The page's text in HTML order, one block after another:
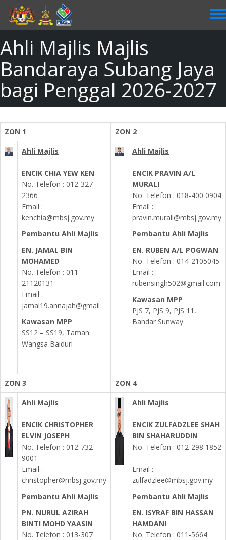
main
content
Ahli Majlis Majlis
Bandaraya Subang Jaya
bagi Penggal 2026-2027
ZON 1
ZON 2
Ahli Majlis
ENCIK CHIA YEW KEN
No. Telefon : 012-327
2366
Email :
kenchia@mbsj.gov.my
Pembantu Ahli Majlis
EN. JAMAL BIN
MOHAMED
No. Telefon : 011-
21120131
Email :
jamal19.annajah@gmail
Kawasan MPP
SS12 – SS19, Taman
Wangsa Baiduri
Ahli Majlis
ENCIK PRAVIN A/L
MURALI
No. Telefon : 018-400 0904
Email :
pravin.murali@mbsj.gov.my
Pembantu Ahli Majlis
EN. RUBEN A/L POGWAN
No. Telefon : 014-2105045
Email :
rubensingh502@gmail.com
Kawasan MPP
PJS 7, PJS 9, PJS 11,
Bandar Sunway
ZON 3
ZON 4
Ahli Majlis
ENCIK CHRISTOPHER
ELVIN JOSEPH
No. Telefon : 012-732
9001
Email :
christopher@mbsj.gov.my
Pembantu Ahli Majlis
PN. NURUL AZIRAH
BINTI MOHD YAASIN
No. Telefon : 013-307
Ahli Majlis
ENCIK ZULFADZLEE SHAH
BIN SHAHARUDDIN
No. Telefon : 012-298 1852
Email :
zulfadzlee@mbsj.gov.my
Pembantu Ahli Majlis
EN. ISYRAF BIN HASSAN
HAMDANI
No. Telefon : 011-5664